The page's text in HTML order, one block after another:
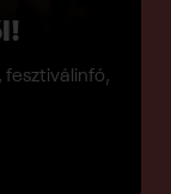
fesztiválinfó,